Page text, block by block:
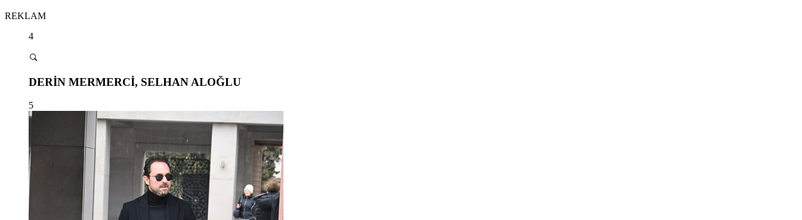
REKLAM
4
DERİN MERMERCİ, SELHAN ALOĞLU
5